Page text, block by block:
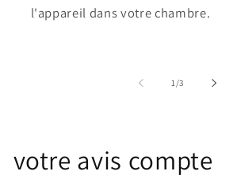
l'appareil dans votre chambre.
1/of
3
votre avis compte